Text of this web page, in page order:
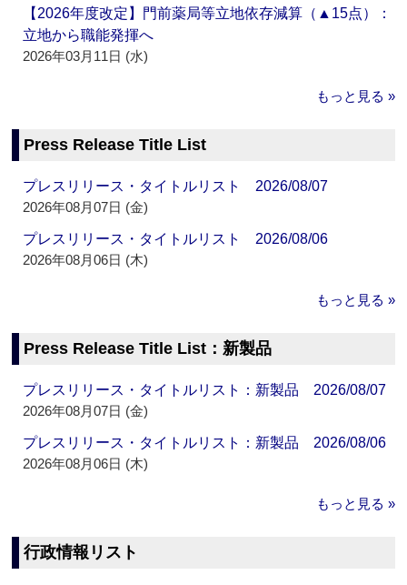
【2026年度改定】門前薬局等立地依存減算（▲15点）：
立地から職能発揮へ
2026年03月11日 (水)
もっと見る »
Press Release Title List
プレスリリース・タイトルリスト 2026/08/07
2026年08月07日 (金)
プレスリリース・タイトルリスト 2026/08/06
2026年08月06日 (木)
もっと見る »
Press Release Title List：新製品
プレスリリース・タイトルリスト：新製品 2026/08/07
2026年08月07日 (金)
プレスリリース・タイトルリスト：新製品 2026/08/06
2026年08月06日 (木)
もっと見る »
行政情報リスト